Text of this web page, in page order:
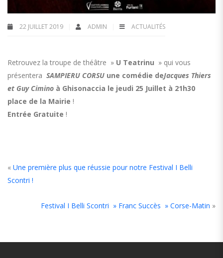
22 JUILLET 2019 ADMIN ACTUALITÉS
Retrouvez la troupe de théâtre » U Teatrinu » qui vous
présentera SAMPIERU CORSU une comédie deJacques Thiers
et Guy Cimino à Ghisonaccia le jeudi 25 Juillet à 21h30
place de la Mairie !
Entrée Gratuite !
« Une première plus que réussie pour notre Festival I Belli
Scontri !
Festival I Belli Scontri » Franc Succès » Corse-Matin »